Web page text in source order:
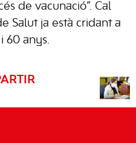
de vacunació”. Cal
Salut ja està cridant a
60 anys.